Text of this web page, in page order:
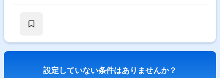
設定していない条件はありませんか？